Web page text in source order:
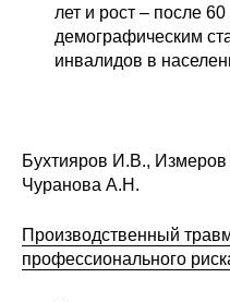
лет и рост – после
демографическим
инвалидов в
Бухтияров И.В.,
Чуранова А.Н.
Производственный
профессионального